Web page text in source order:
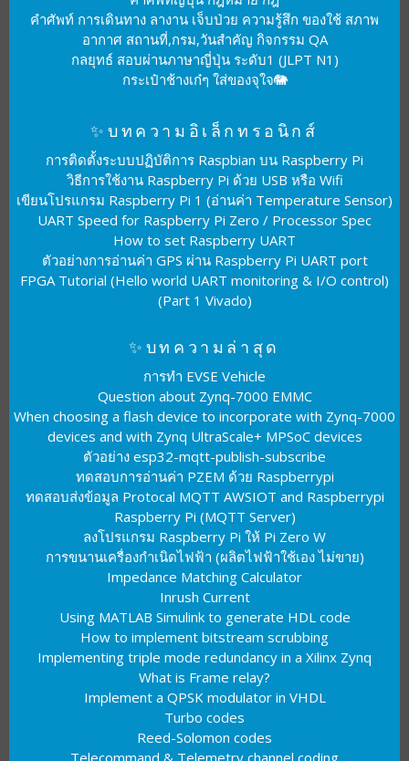
คำศัพท์ การเดินทาง ลางาน เจ็บป่วย ความรู้สึก ของใช้ สภาพ
อากาศ สถานที่,กรม,วันสำคัญ กิจกรรม QA
กลยุทธ์ สอบผ่านภาษาญี่ปุ่น ระดับ1 (JLPT N1)
กระเป๋าช้างเก๋ๆ ใส่ของจุใจ🐘
✨บทความอิเล็กทรอนิกส์
การติดตั้งระบบปฏิบัติการ Raspbian บน Raspberry Pi
วิธีการใช้งาน Raspberry Pi ด้วย USB หรือ Wifi
เขียนโปรแกรม Raspberry Pi 1 (อ่านค่า Temperature Sensor)
UART Speed for Raspberry Pi Zero / Processor Spec
How to set Raspberry UART
ตัวอย่างการอ่านค่า GPS ผ่าน Raspberry Pi UART port
FPGA Tutorial (Hello world UART monitoring & I/O control)
(Part 1 Vivado)
✨บทความล่าสุด
การทำ EVSE Vehicle
Question about Zynq-7000 EMMC
When choosing a flash device to incorporate with Zynq-7000
devices and with Zynq UltraScale+ MPSoC devices
ตัวอย่าง esp32-mqtt-publish-subscribe
ทดสอบการอ่านค่า PZEM ด้วย Raspberrypi
ทดสอบส่งข้อมูล Protocal MQTT AWSIOT and Raspberrypi
Raspberry Pi (MQTT Server)
ลงโปรแกรม Raspberry Pi ให้ Pi Zero W
การขนานเครื่องกำเนิดไฟฟ้า (ผลิตไฟฟ้าใช้เอง ไม่ขาย)
Impedance Matching Calculator
Inrush Current
Using MATLAB Simulink to generate HDL code
How to implement bitstream scrubbing
Implementing triple mode redundancy in a Xilinx Zynq
What is Frame relay?
Implement a QPSK modulator in VHDL
Turbo codes
Reed-Solomon codes